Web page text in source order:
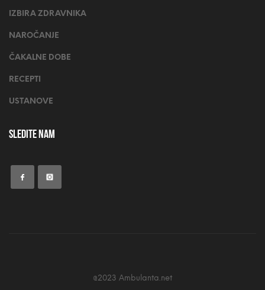
IZBIRA ZDRAVNIKA
NAROČANJE
ČAKALNE DOBE
RECEPTI
USTANOVE
Sledite nam
@2023 Ambulanta.net